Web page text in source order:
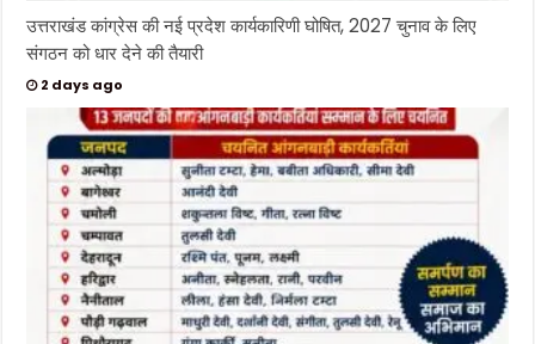
उत्तराखंड कांग्रेस की नई प्रदेश कार्यकारिणी घोषित, 2027 चुनाव के लिए
संगठन को धार देने की तैयारी
2 days ago